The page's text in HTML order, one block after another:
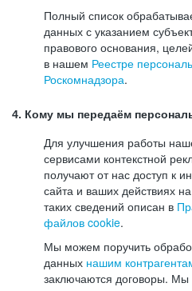
Полный список
данных с указанием
правового основания,
в нашем Реестре
Роскомнадзора.
4. Кому мы передаём
Для улучшения работы
сервисами контекстной
получают от нас доступ к
сайта и ваших действиях
таких сведений описан в
файлов cookie.
Мы можем поручить
данных нашим
заключаются договоры. Мы